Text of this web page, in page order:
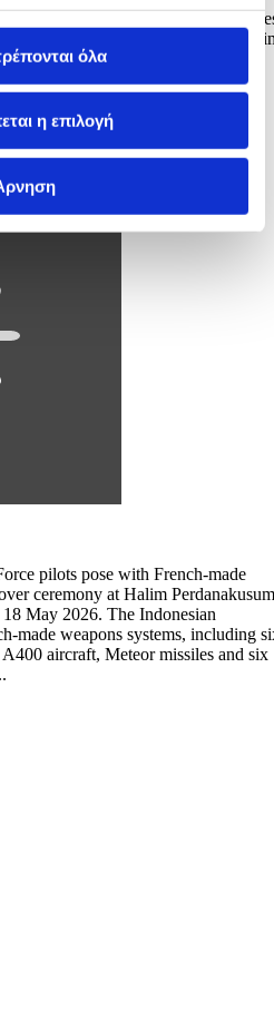
όλα
η επιλογή
Prabowo Subianto (L)
during a handover ceremony at
Indonesia, 18 May 2026. The
French‑made defense systems,
two Airbus A400 aircraft, Meteor
pilots pose with French‑made
ceremony at Halim
May 2026. The Indonesian
weapons systems, including
aircraft, Meteor missiles and six